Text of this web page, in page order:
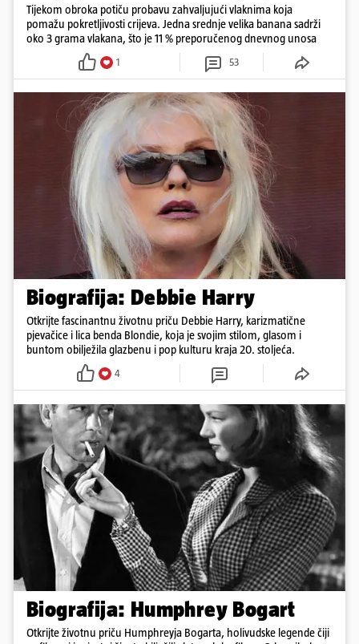
Tijekom obroka potiču probavu zahvaljujući vlaknima koja
pomažu pokretljivosti crijeva. Jedna srednje velika banana sadrži
oko 3 grama vlakana, što je 11 % preporučenog dnevnog unosa
1 53
Biografija: Debbie Harry
Otkrijte fascinantnu životnu priču Debbie Harry, karizmatične
pjevačice i lica benda Blondie, koja je svojim stilom, glasom i
buntom obilježila glazbenu i pop kulturu kraja 20. stoljeća.
4
Biografija: Humphrey Bogart
Otkrijte životnu priču Humphreyja Bogarta, holivudske legende čiji